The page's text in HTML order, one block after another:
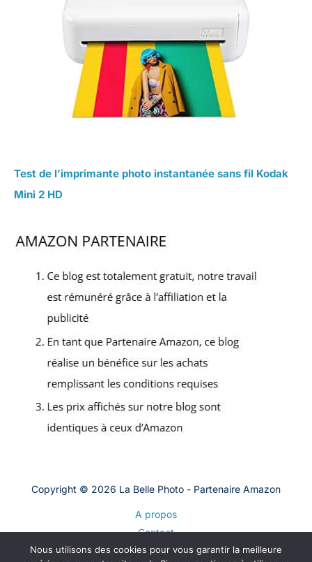
Test de l’imprimante photo instantanée sans fil Kodak
Mini 2 HD
Copyright © 2026 La Belle Photo - Partenaire Amazon
A propos
Contact
Plan du site
Nous utilisons des cookies pour vous garantir la meilleure